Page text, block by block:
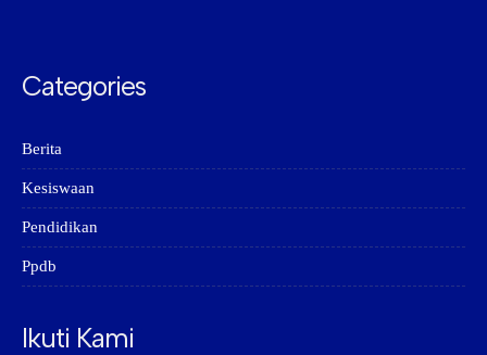
Categories
Berita
Kesiswaan
Pendidikan
Ppdb
Ikuti Kami